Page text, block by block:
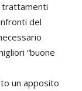
trattamenti
del
“buone
un apposito